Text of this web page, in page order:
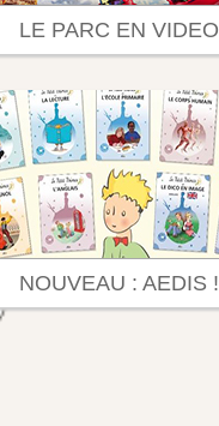
LE PARC EN VIDEO
NOUVEAU : AEDIS !